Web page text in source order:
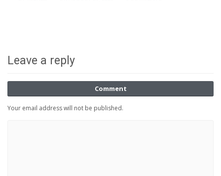
Leave a reply
Comment
Your email address will not be published.